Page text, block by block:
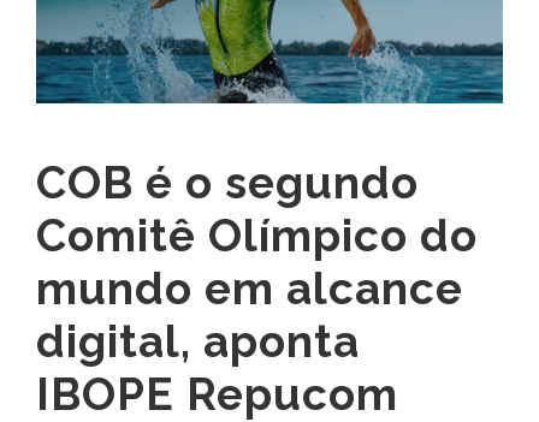
COB é o segundo
Comitê Olímpico do
mundo em alcance
digital, aponta
IBOPE Repucom